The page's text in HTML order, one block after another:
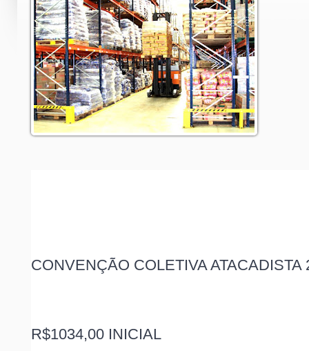
CONVENÇÃO COLETIVA ATACADISTA
R$1034,00 INICIAL